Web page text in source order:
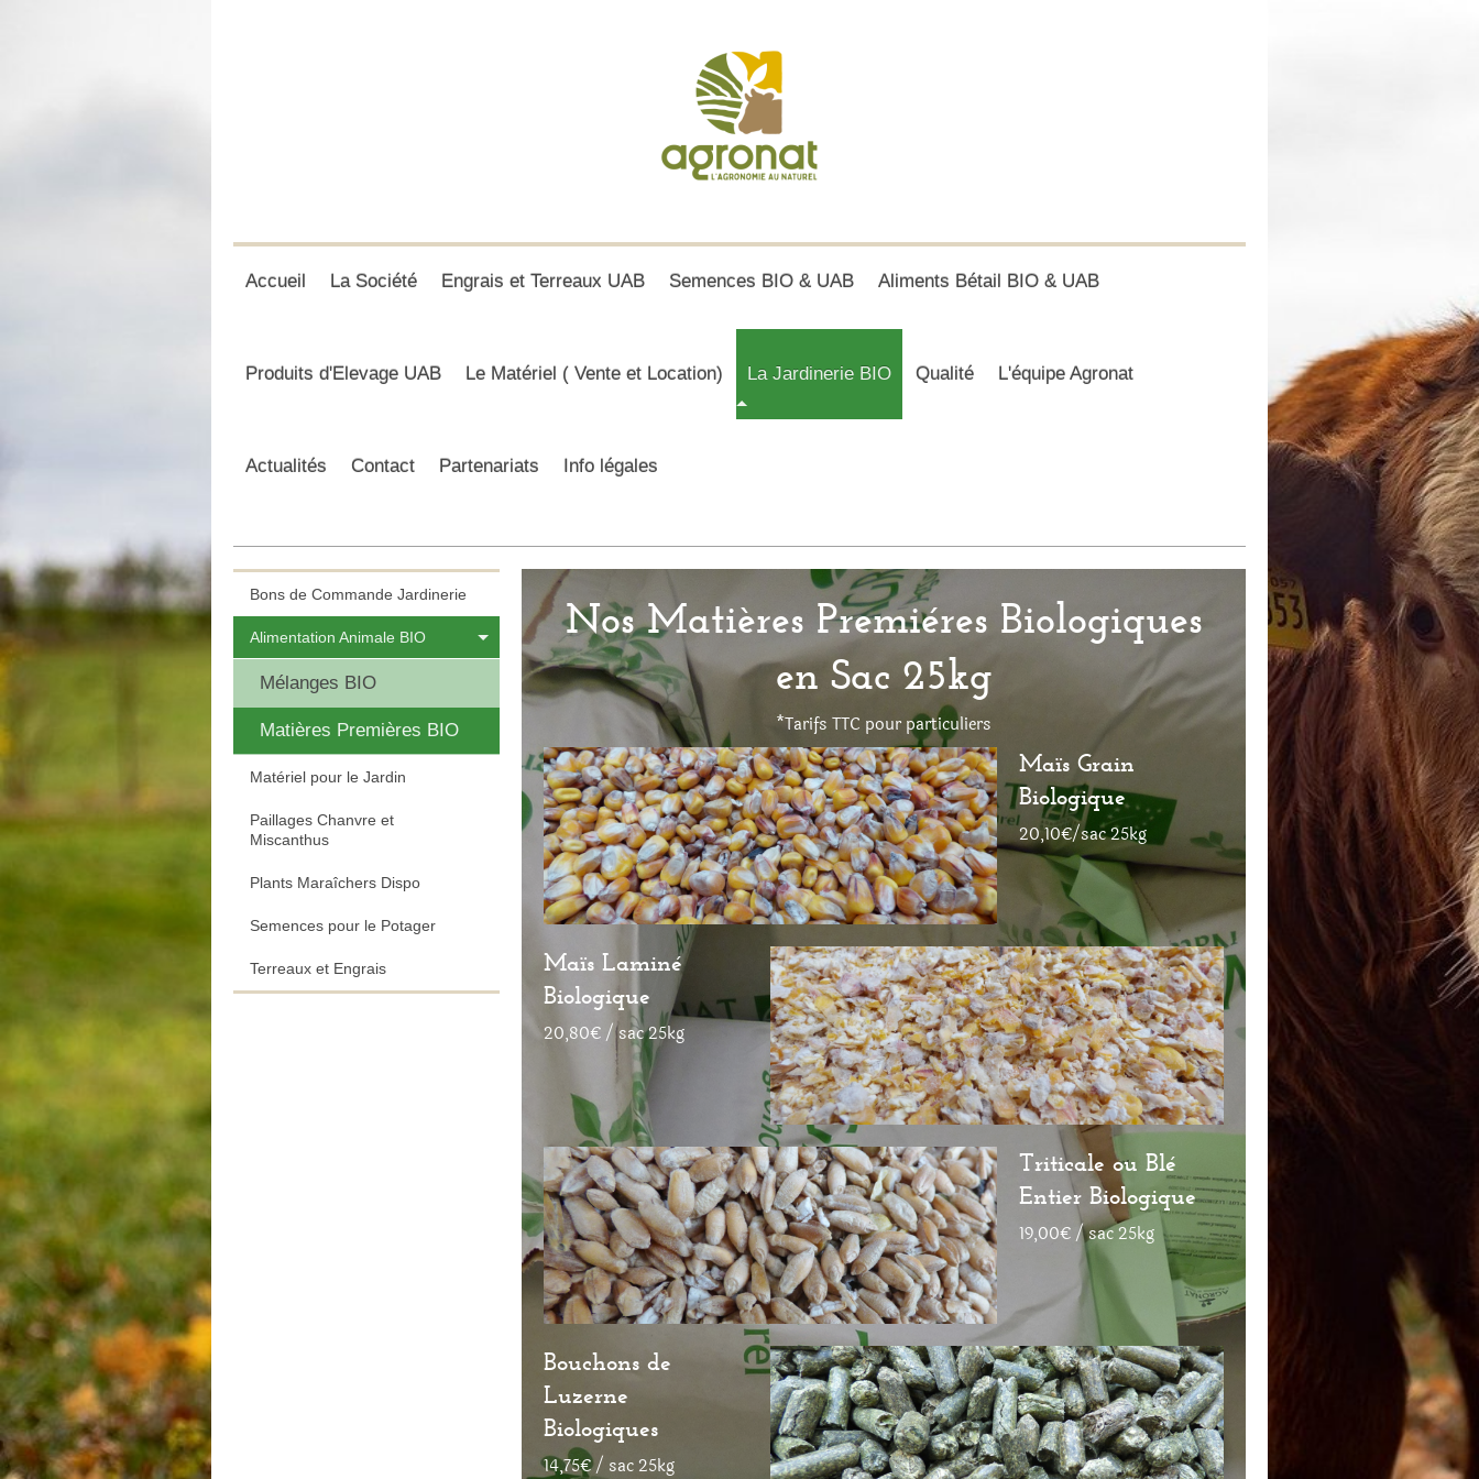
Accueil La Société Engrais et Terreaux UAB Semences BIO & UAB Aliments Bétail BIO & UAB
Produits d'Elevage UAB Le Matériel ( Vente et Location) La Jardinerie BIO Qualité L'équipe Agronat
Actualités Contact Partenariats Info légales
Nos Matières Premiéres Biologiques
en Sac 25kg
*Tarifs TTC pour particuliers
Maïs Grain
Biologique
20,10€/sac 25kg
Maïs Laminé
Biologique
20,80€ / sac 25kg
Triticale ou Blé
Entier Biologique
19,00€ / sac 25kg
Bouchons de
Luzerne
Biologiques
14,75€ / sac 25kg
Bons de Commande Jardinerie
Alimentation Animale BIO
Mélanges BIO
Matières Premières BIO
Matériel pour le Jardin
Paillages Chanvre et
Miscanthus
Plants Maraîchers Dispo
Semences pour le Potager
Terreaux et Engrais